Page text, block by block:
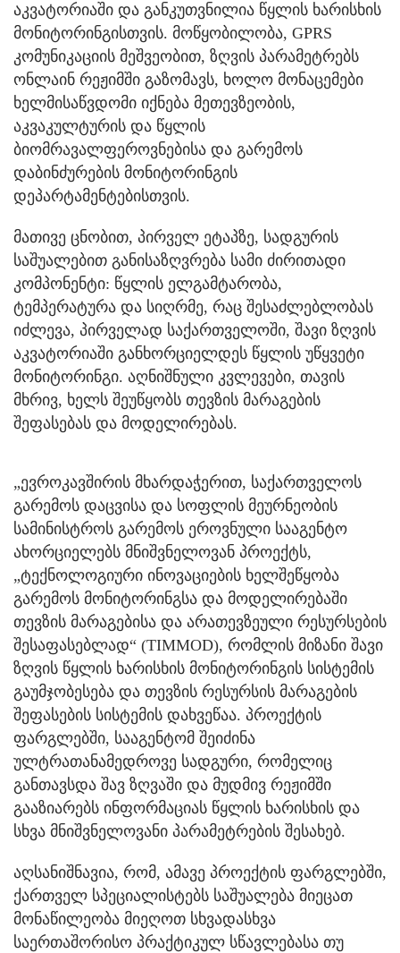
აკვატორიაში და განკუთვნილია წყლის ხარისხის
მონიტორინგისთვის. მოწყობილობა, GPRS
კომუნიკაციის მეშვეობით, ზღვის პარამეტრებს
ონლაინ რეჟიმში გაზომავს, ხოლო მონაცემები
ხელმისაწვდომი იქნება მეთევზეობის,
აკვაკულტურის და წყლის
ბიომრავალფეროვნებისა და გარემოს
დაბინძურების მონიტორინგის
დეპარტამენტებისთვის.
მათივე ცნობით, პირველ ეტაპზე, სადგურის
საშუალებით განისაზღვრება სამი ძირითადი
კომპონენტი: წყლის ელგამტარობა,
ტემპერატურა და სიღრმე, რაც შესაძლებლობას
იძლევა, პირველად საქართველოში, შავი ზღვის
აკვატორიაში განხორციელდეს წყლის უწყვეტი
მონიტორინგი. აღნიშნული კვლევები, თავის
მხრივ, ხელს შეუწყობს თევზის მარაგების
შეფასებას და მოდელირებას.
„ევროკავშირის მხარდაჭერით, საქართველოს
გარემოს დაცვისა და სოფლის მეურნეობის
სამინისტროს გარემოს ეროვნული სააგენტო
ახორციელებს მნიშვნელოვან პროექტს,
„ტექნოლოგიური ინოვაციების ხელშეწყობა
გარემოს მონიტორინგსა და მოდელირებაში
თევზის მარაგებისა და არათევზეული რესურსების
შესაფასებლად“ (TIMMOD), რომლის მიზანი შავი
ზღვის წყლის ხარისხის მონიტორინგის სისტემის
გაუმჯობესება და თევზის რესურსის მარაგების
შეფასების სისტემის დახვეწაა. პროექტის
ფარგლებში, სააგენტომ შეიძინა
ულტრათანამედროვე სადგური, რომელიც
განთავსდა შავ ზღვაში და მუდმივ რეჟიმში
გააზიარებს ინფორმაციას წყლის ხარისხის და
სხვა მნიშვნელოვანი პარამეტრების შესახებ.
აღსანიშნავია, რომ, ამავე პროექტის ფარგლებში,
ქართველ სპეციალისტებს საშუალება მიეცათ
მონაწილეობა მიეღოთ სხვადასხვა
საერთაშორისო პრაქტიკულ სწავლებასა თუ